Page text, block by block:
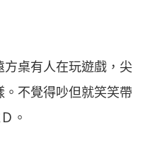
桌有人在玩遊戲，尖
不覺得吵但就笑笑帶
。